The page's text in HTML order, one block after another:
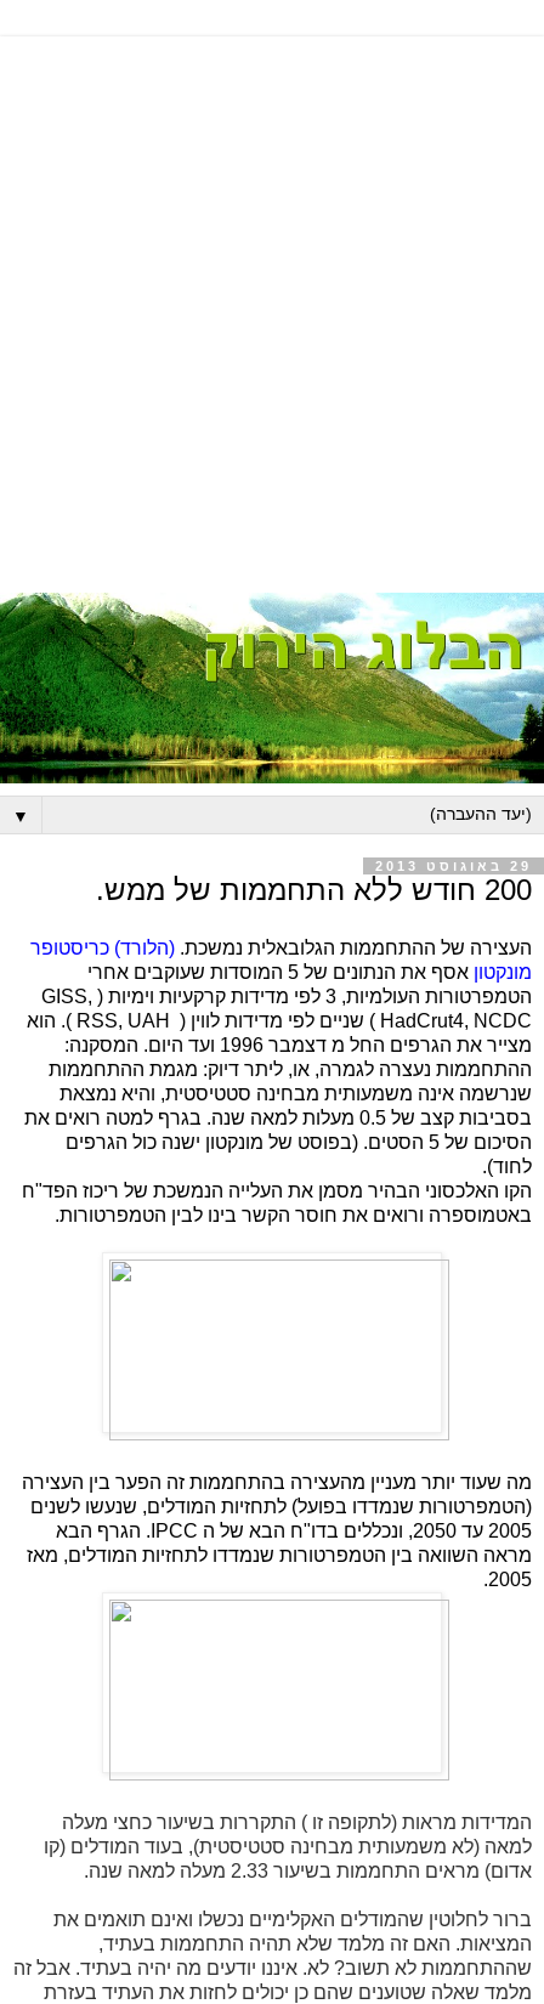
▼
29 באוגוסט 2013
200 חודש ללא התחממות של ממש.
העצירה של ההתחממות הגלובאלית נמשכת. (הלורד) כריסטופר
מונקטון
אסף את הנתונים של 5 המוסדות שעוקבים אחרי
הטמפרטורות העולמיות, 3 לפי מדידות קרקעיות וימיות (
GISS,
HadCrut4, NCDC ) שניים לפי מדידות לווין ( RSS, UAH ). הוא
מצייר את הגרפים החל מ דצמבר 1996 ועד היום. המסקנה:
ההתחממות נעצרה לגמרה, או, ליתר דיוק: מגמת ההתחממות
שנרשמה אינה משמעותית מבחינה סטטיסטית, והיא נמצאת
בסביבות קצב של 0.5 מעלות למאה שנה. בגרף למטה רואים את
הסיכום של 5 הסטים. (בפוסט של מונקטון ישנה כול הגרפים
לחוד).
הקו האלכסוני הבהיר מסמן את העלייה הנמשכת של ריכוז הפד"ח
באטמוספרה ורואים את חוסר הקשר בינו לבין הטמפרטורות.
מה שעוד יותר מעניין מהעצירה בהתחממות זה הפער בין העצירה
(הטמפרטורות שנמדדו בפועל) לתחזיות המודלים, שנעשו לשנים
2005 עד 2050, ונכללים בדו"ח הבא של ה
IPCC . הגרף הבא
מראה השוואה בין הטמפרטורות שנמדדו לתחזיות המודלים, מאז
2005.
המדידות מראות (לתקופה זו ) התקררות בשיעור כחצי מעלה
למאה (לא משמעותית מבחינה סטטיסטית), בעוד המודלים (קו
אדום) מראים התחממות בשיעור 2.33 מעלה למאה שנה.
ברור לחלוטין שהמודלים האקלימיים נכשלו ואינם תואמים את
המציאות. האם זה מלמד שלא תהיה התחממות בעתיד,
שההתחממות לא תשוב? לא. איננו יודעים מה יהיה בעתיד. אבל זה
מלמד שאלה שטוענים שהם כן יכולים לחזות את העתיד בעזרת